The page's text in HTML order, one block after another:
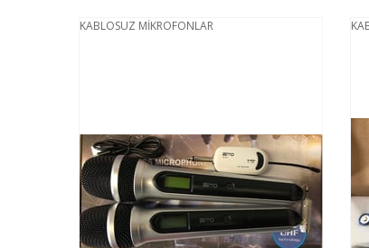
KABLOSUZ MİKROFONLAR